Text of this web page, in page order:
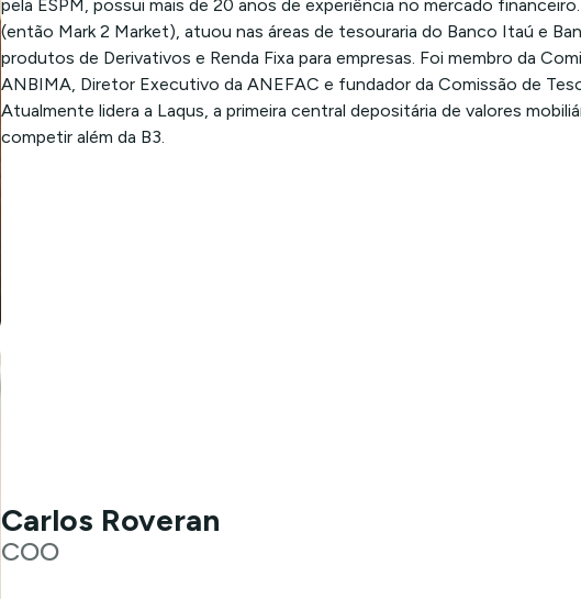
pela ESPM, possui mais de 20 anos de experiência no mercado
(então Mark 2 Market), atuou nas áreas de tesouraria do Banco Itaú e
produtos de Derivativos e Renda Fixa para empresas. Foi membro da
ANBIMA, Diretor Executivo da ANEFAC e fundador da Comissão de
Atualmente lidera a Laqus, a primeira central depositária de valores
competir além da B3.
Carlos Roveran
COO